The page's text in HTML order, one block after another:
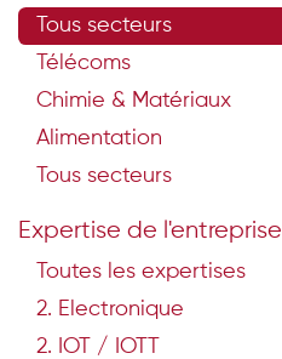
Tous secteurs
Télécoms
Chimie & Matériaux
Alimentation
Tous secteurs
Expertise de l'entreprise
Toutes les expertises
2. Electronique
2. IOT / IOTT